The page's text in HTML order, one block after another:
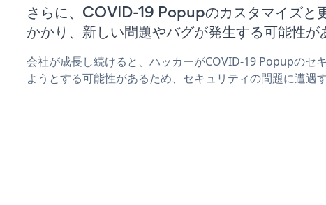
さらに、COVID-19 Popupのカスタマイズと
かかり、新しい問題やバグが発生する可能性が
会社が成長し続けると、ハッカーがCOVID-19 Popupのセ
ようとする可能性があるため、セキュリティの問題に遭遇